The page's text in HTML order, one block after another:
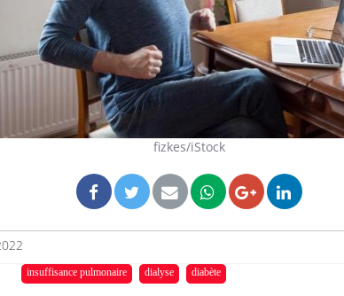
fizkes/iStock
insuffisance pulmonaire dialyse diabète
Fatigue en vacances :
normal ou signe d’une
maladie ?
Et si les caries pouvaient
bientôt disparaître sans
plombage ?
Éclipse solaire du 12 août :
“Des verres adaptés, c'est
santé des yeux”